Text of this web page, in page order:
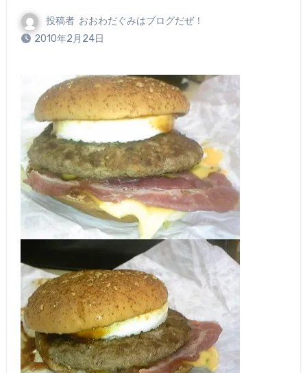
投稿者 おおわだぐみはブログだぜ！
2010年2月24日